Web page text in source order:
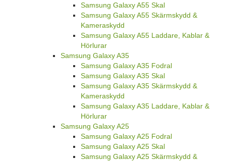
Samsung Galaxy A55 Skal
Samsung Galaxy A55 Skärmskydd &
Kameraskydd
Samsung Galaxy A55 Laddare, Kablar &
Hörlurar
Samsung Galaxy A35
Samsung Galaxy A35 Fodral
Samsung Galaxy A35 Skal
Samsung Galaxy A35 Skärmskydd &
Kameraskydd
Samsung Galaxy A35 Laddare, Kablar &
Hörlurar
Samsung Galaxy A25
Samsung Galaxy A25 Fodral
Samsung Galaxy A25 Skal
Samsung Galaxy A25 Skärmskydd &